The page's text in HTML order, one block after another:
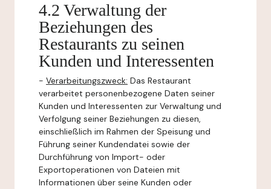
4.2 Verwaltung der
Beziehungen des
Restaurants zu seinen
Kunden und Interessenten
- Verarbeitungszweck: Das Restaurant
verarbeitet personenbezogene Daten seiner
Kunden und Interessenten zur Verwaltung und
Verfolgung seiner Beziehungen zu diesen,
einschließlich im Rahmen der Speisung und
Führung seiner Kundendatei sowie der
Durchführung von Import- oder
Exportoperationen von Dateien mit
Informationen über seine Kunden oder